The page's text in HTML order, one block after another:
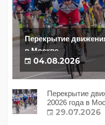
Перекрытие
в Москве
04.08.2026
Перекрытие
20026 года в
29.07.2026